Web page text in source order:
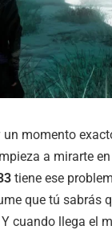
momento
a mirarte
tiene ese
que tú sabrás
cuando llega el